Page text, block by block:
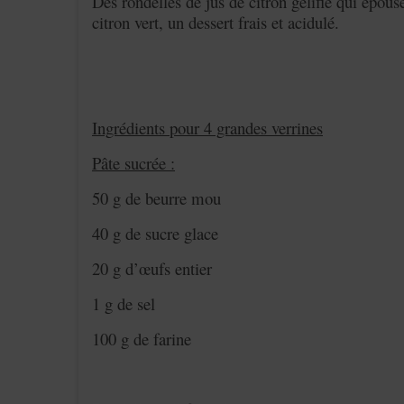
citron vert, un dessert frais et acidulé.
Ingrédients pour 4 grandes verrines
Pâte sucrée :
50 g de beurre mou
40 g de sucre glace
20 g d’œufs entier
1 g de sel
100 g de farine